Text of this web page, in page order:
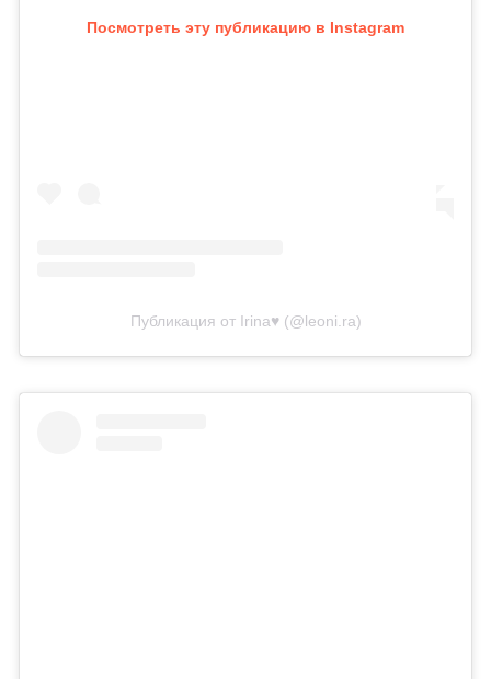
Посмотреть эту публикацию в Instagram
Публикация от Irina♥️ (@leoni.ra)